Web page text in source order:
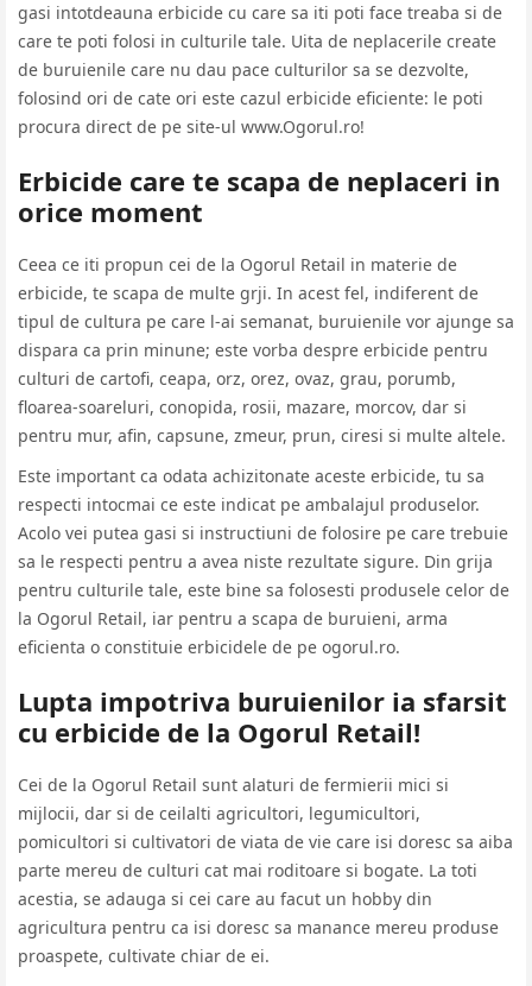
gasi intotdeauna erbicide cu care sa iti poti face treaba si de
care te poti folosi in culturile tale. Uita de neplacerile create
de buruienile care nu dau pace culturilor sa se dezvolte,
folosind ori de cate ori este cazul erbicide eficiente: le poti
procura direct de pe site-ul www.Ogorul.ro!
Erbicide care te scapa de neplaceri in
orice moment
Ceea ce iti propun cei de la Ogorul Retail in materie de
erbicide, te scapa de multe grji. In acest fel, indiferent de
tipul de cultura pe care l-ai semanat, buruienile vor ajunge sa
dispara ca prin minune; este vorba despre erbicide pentru
culturi de cartofi, ceapa, orz, orez, ovaz, grau, porumb,
floarea-soareluri, conopida, rosii, mazare, morcov, dar si
pentru mur, afin, capsune, zmeur, prun, ciresi si multe altele.
Este important ca odata achizitonate aceste erbicide, tu sa
respecti intocmai ce este indicat pe ambalajul produselor.
Acolo vei putea gasi si instructiuni de folosire pe care trebuie
sa le respecti pentru a avea niste rezultate sigure. Din grija
pentru culturile tale, este bine sa folosesti produsele celor de
la Ogorul Retail, iar pentru a scapa de buruieni, arma
eficienta o constituie erbicidele de pe ogorul.ro.
Lupta impotriva buruienilor ia sfarsit
cu erbicide de la Ogorul Retail!
Cei de la Ogorul Retail sunt alaturi de fermierii mici si
mijlocii, dar si de ceilalti agricultori, legumicultori,
pomicultori si cultivatori de viata de vie care isi doresc sa aiba
parte mereu de culturi cat mai roditoare si bogate. La toti
acestia, se adauga si cei care au facut un hobby din
agricultura pentru ca isi doresc sa manance mereu produse
proaspete, cultivate chiar de ei.